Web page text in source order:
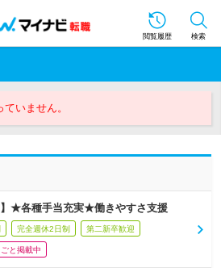
閲覧履歴 検索
いません。
】★各種手当充実★働きやすさ支援
完全週休2日制 第二新卒歓迎
と掲載中